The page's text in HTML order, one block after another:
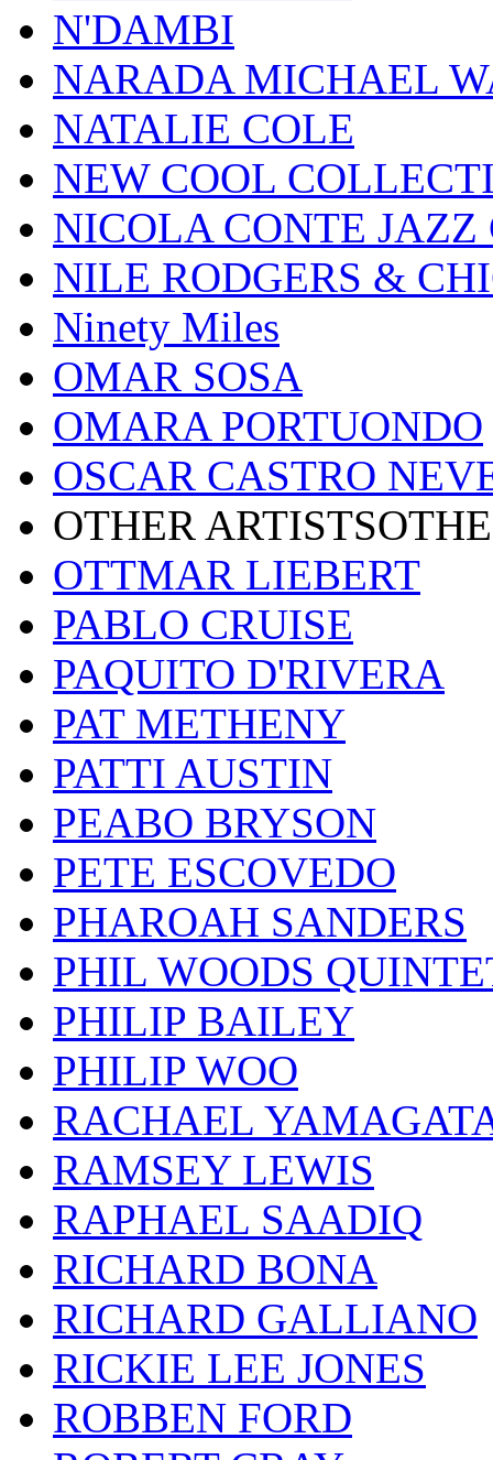
N'DAMBI
NARADA MICHAEL
NATALIE COLE
NEW COOL
NICOLA CONTE JAZZ
NILE RODGERS &
Ninety Miles
OMAR SOSA
OMARA PORTUONDO
OSCAR CASTRO
OTHER
OTTMAR LIEBERT
PABLO CRUISE
PAQUITO D'RIVERA
PAT METHENY
PATTI AUSTIN
PEABO BRYSON
PETE ESCOVEDO
PHAROAH SANDERS
PHIL WOODS
PHILIP BAILEY
PHILIP WOO
RACHAEL
RAMSEY LEWIS
RAPHAEL SAADIQ
RICHARD BONA
RICHARD GALLIANO
RICKIE LEE JONES
ROBBEN FORD